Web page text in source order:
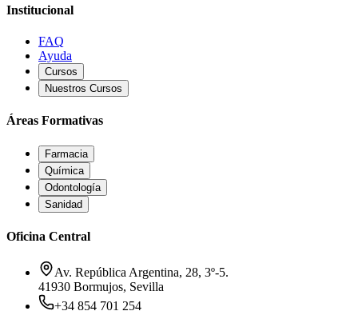
Institucional
FAQ
Ayuda
Cursos
Nuestros Cursos
Áreas Formativas
Farmacia
Química
Odontología
Sanidad
Oficina Central
Av. República Argentina, 28, 3º-5.
41930 Bormujos, Sevilla
+34 854 701 254